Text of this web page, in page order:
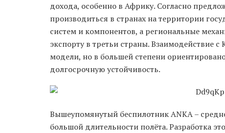
дохода, особенно в Африку. Согласно
производиться в странах на территории
систем и компонентов, а региональные
экспорту в третьи страны. Взаимодействие с
модели, но в большей степени
долгосрочную устойчивость.
Вышеупомянутый беспилотник ANKA –
большой длительности полёта. Разработка